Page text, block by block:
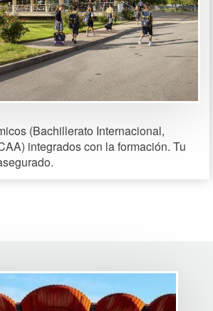
(Bachillerato Internacional,
integrados con la formación. Tu